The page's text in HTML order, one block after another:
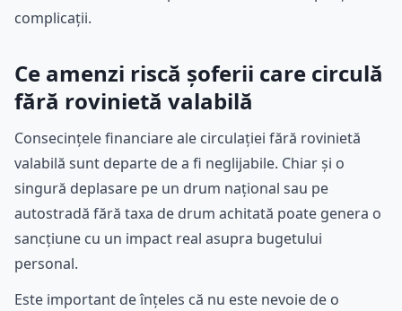
complicații.
Ce amenzi riscă șoferii care circulă
fără rovinietă valabilă
Consecințele financiare ale circulației fără rovinietă
valabilă sunt departe de a fi neglijabile. Chiar și o
singură deplasare pe un drum național sau pe
autostradă fără taxa de drum achitată poate genera o
sancțiune cu un impact real asupra bugetului
personal.
Este important de înțeles că nu este nevoie de o